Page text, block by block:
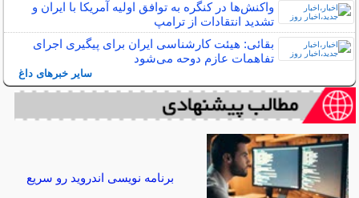
واکنش‌ها در کنگره به توافق اولیه آمریکا با ایران و
تشدید انتقادات از ترامپ
بقائی: هیئت کارشناسی ایران برای پیگیری اجرای
تفاهمات عازم دوحه می‌شود
سایر خبرهای داغ
برنامه نویسی اندروید رو سریع